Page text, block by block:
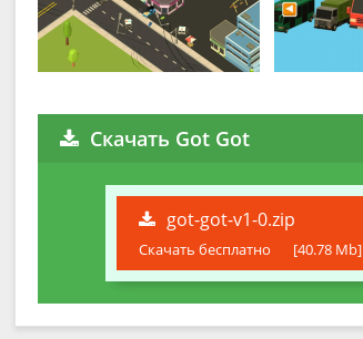
Скачать Got Got
got-got-v1-0.zip
Скачать бесплатно [40.78 Mb]